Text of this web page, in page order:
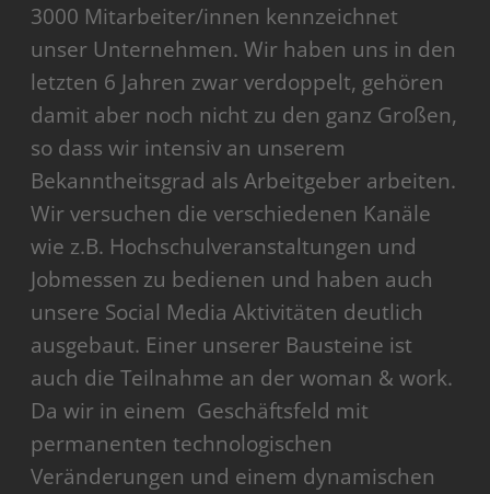
3000 Mitarbeiter/innen kennzeichnet
unser Unternehmen. Wir haben uns in den
letzten 6 Jahren zwar verdoppelt, gehören
damit aber noch nicht zu den ganz Großen,
so dass wir intensiv an unserem
Bekanntheitsgrad als Arbeitgeber arbeiten.
Wir versuchen die verschiedenen Kanäle
wie z.B. Hochschulveranstaltungen und
Jobmessen zu bedienen und haben auch
unsere Social Media Aktivitäten deutlich
ausgebaut. Einer unserer Bausteine ist
auch die Teilnahme an der woman & work.
Da wir in einem Geschäftsfeld mit
permanenten technologischen
Veränderungen und einem dynamischen